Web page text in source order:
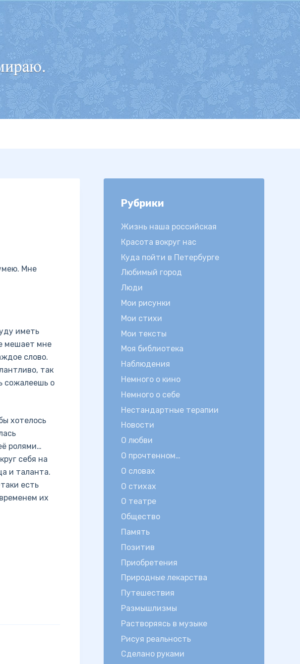
Мне
иметь
мешает мне
слово.
так
сожалеешь о
хотелось
ролями…
себя на
и таланта.
есть
их
Рубрики
Жизнь наша российская
Красота вокруг нас
Куда пойти в Петербурге
Любимый город
Люди
Мои рисунки
Мои стихи
Мои тексты
Моя библиотека
Наблюдения
Немного о кино
Немного о себе
Нестандартные терапии
Новости
О любви
О прочтенном…
О словах
О стихах
О театре
Общество
Память
Позитив
Приобретения
Природные лекарства
Путешествия
Размышлизмы
Растворяясь в музыке
Рисуя реальность
Сделано руками